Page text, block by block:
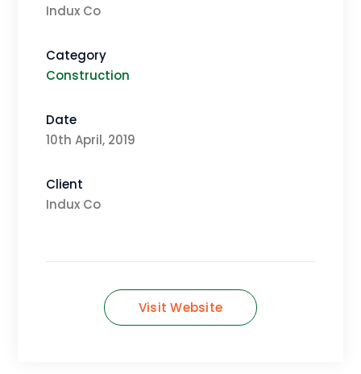
Indux Co
Category
Construction
Date
10th April, 2019
Client
Indux Co
Visit Website